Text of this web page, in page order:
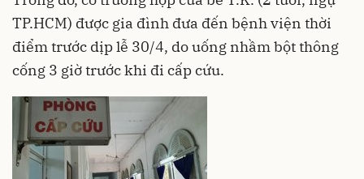
TP.HCM) được gia đình đưa đến bệnh viện thời
điểm trước dịp lễ 30/4, do uống nhầm bột thông
cống 3 giờ trước khi đi cấp cứu.